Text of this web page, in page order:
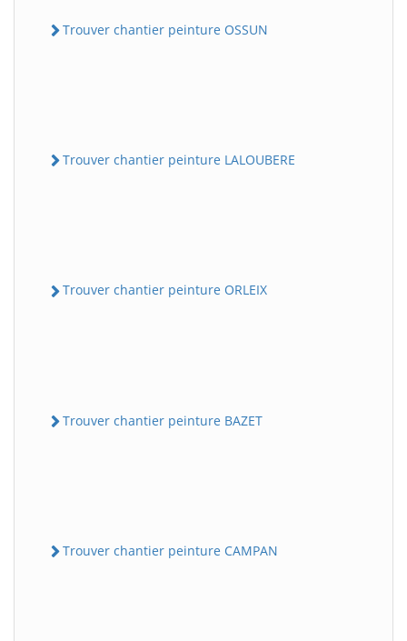
Trouver chantier peinture OSSUN
Trouver chantier peinture LALOUBERE
Trouver chantier peinture ORLEIX
Trouver chantier peinture BAZET
Trouver chantier peinture CAMPAN